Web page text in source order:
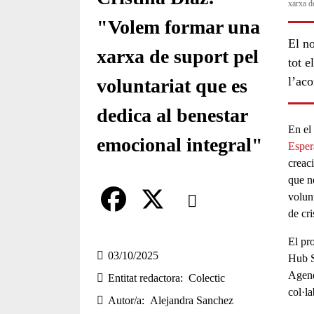
"Volem formar una
xarxa de suport pel
voluntariat que es
dedica al benestar
emocional integral"
Comparteix
a
c
e
03/10/2025
Entitat redactora
Colectic
Autor/a
Alejandra Sanchez
xarxa
El
tot
En el
que
de
El
Hub